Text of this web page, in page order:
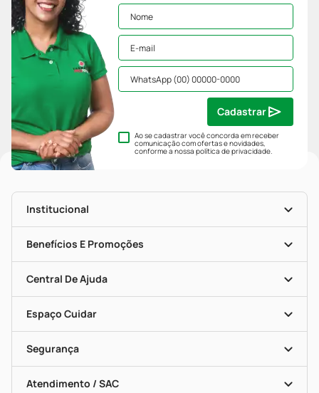
Ao se cadastrar você concorda em receber
comunicação com ofertas e novidades,
conforme a nossapolítica de privacidade.
Cadastrar
Institucional
História
Nossas Lojas
Mapa De Categorias
Blog Da PP
Seja Uma Loja Parceira
Benefícios E Promoções
Clube PP
Convênios
Programa Popular Do Brasil
Encarte De Ofertas
Dermaclub
Descontos De Laboratório (PBM)
Cupons E Ofertas
Central De Ajuda
Entrega
Recompra Programada
Compras Com Receita
Alomed (tele-Entrega)
Formas De Pagamento
Troca E Devolução
Bulas De A A Z
Políticas De Marketplace
Espaço Cuidar
Vacinas
Serviços Farmacêuticos
Testes Rápidos
Autoteste Covid-19
Segurança
Certificado De Segurança
Portal Da Privacidade
Atendimento / SAC